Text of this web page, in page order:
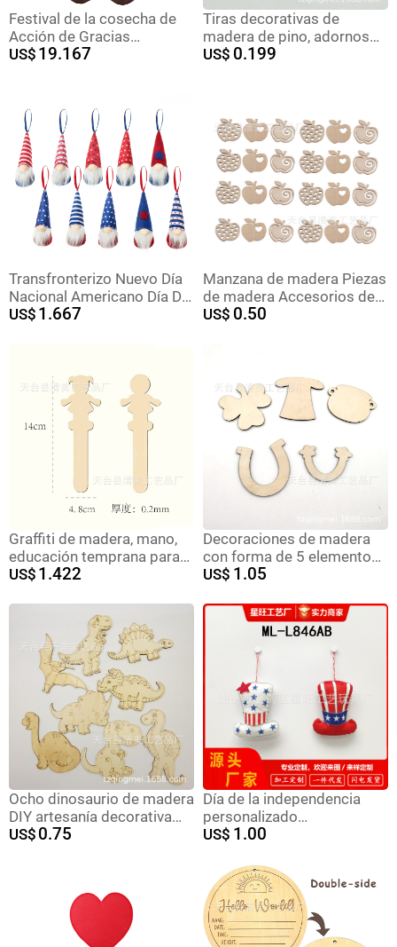
Festival de la cosecha de
Acción de Gracias
transfronterizo nuevo
decoración al aire libre
US$ 19.167
Tiras decorativas de
madera de pino, adornos
de madera con letras
US$ 0.199
Transfronterizo Nuevo Día
Nacional Americano Día DE
LA Independencia
Rudolf
US$ 1.667
Manzana de madera Piezas
de madera Accesorios de
madera en forma de
Mini papas fritas Piezas de
madera huecas
US$ 0.50
Graffiti de madera, mano,
educación temprana para
niños, pintura de bricolaje,
de madera, artesanías
decorativas hechas a mano
US$ 1.422
Decoraciones de madera
con forma de 5 elementos
del festival irlandés: trébol,
San Patricio, Navidad
US$ 1.05
Ocho dinosaurio de madera
DIY artesanía decorativa
dinosaurio mezclado 8
US$ 0.75
Día de la independencia
personalizado
transfronterizo muñeca sin
colgante día de la
independencia pájaros
adornos colgante
personalizado
US$ 1.00